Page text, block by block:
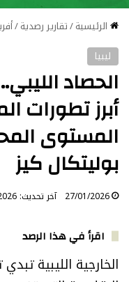
الرئيسية/تقارير رصدية/
ليبيا
الحصاد
أبرز تطورات
المستوى
بوليتكال كيز
27/01/2026 آخر تحديث: 27/01/2026
اقرأ في هذا الرصد
الخارجية الليبية